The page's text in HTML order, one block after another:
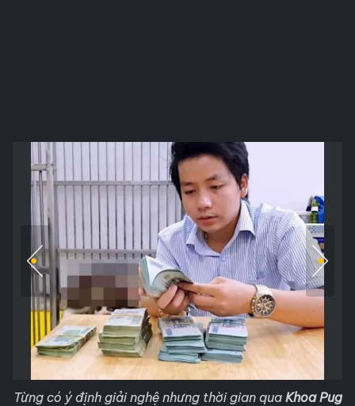
Từng có ý định giải nghệ nhưng thời gian qua Khoa Pug